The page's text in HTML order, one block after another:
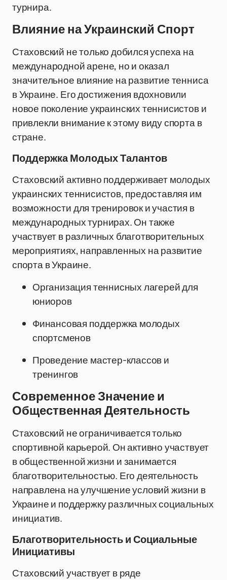
турнира.
Влияние на Украинский Спорт
Стаховский не только добился успеха на
международной арене, но и оказал
значительное влияние на развитие тенниса
в Украине. Его достижения вдохновили
новое поколение украинских теннисистов и
привлекли внимание к этому виду спорта в
стране.
Поддержка Молодых Талантов
Стаховский активно поддерживает молодых
украинских теннисистов, предоставляя им
возможности для тренировок и участия в
международных турнирах. Он также
участвует в различных благотворительных
мероприятиях, направленных на развитие
спорта в Украине.
Организация теннисных лагерей для
юниоров
Финансовая поддержка молодых
спортсменов
Проведение мастер-классов и
тренингов
Современное Значение и
Общественная Деятельность
Стаховский не ограничивается только
спортивной карьерой. Он активно участвует
в общественной жизни и занимается
благотворительностью. Его деятельность
направлена на улучшение условий жизни в
Украине и поддержку различных социальных
инициатив.
Благотворительность и Социальные
Инициативы
Стаховский участвует в ряде